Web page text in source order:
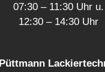
07:30 – 11:30 Uhr u.
12:30 – 14:30 Uhr
Püttmann